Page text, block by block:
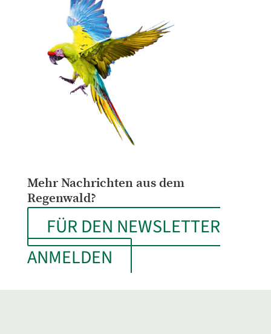
Mehr Nachrichten aus dem
Regenwald?
FÜR DEN NEWSLETTER
ANMELDEN